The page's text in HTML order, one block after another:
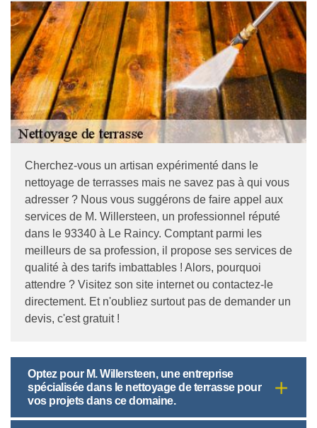
Cherchez-vous un artisan expérimenté dans le
nettoyage de terrasses mais ne savez pas à qui vous
adresser ? Nous vous suggérons de faire appel aux
services de M. Willersteen, un professionnel réputé
dans le 93340 à Le Raincy. Comptant parmi les
meilleurs de sa profession, il propose ses services de
qualité à des tarifs imbattables ! Alors, pourquoi
attendre ? Visitez son site internet ou contactez-le
directement. Et n'oubliez surtout pas de demander un
devis, c'est gratuit !
Optez pour M. Willersteen, une entreprise
spécialisée dans le nettoyage de terrasse pour
vos projets dans ce domaine.